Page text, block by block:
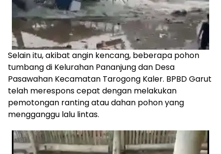
Selain itu, akibat angin kencang, beberapa pohon
tumbang di Kelurahan Pananjung dan Desa
Pasawahan Kecamatan Tarogong Kaler. BPBD Garut
telah merespons cepat dengan melakukan
pemotongan ranting atau dahan pohon yang
mengganggu lalu lintas.